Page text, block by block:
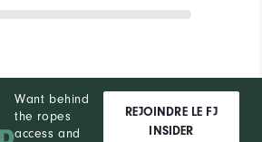
Want behind
the ropes
access and
REJOINDRE LE FJ
INSIDER